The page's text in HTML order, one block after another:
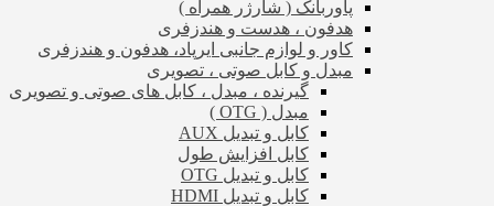
پاوربانک ( شارژر همراه )
هدفون ، هدست و هندزفری
کاور و لوازم جانبی ایرپاد، هدفون و هندزفری
مبدل و کابل صوتی ، تصویری
گیرنده ، مبدل ، کابل های صوتی و تصویری
مبدل ( OTG )
کابل و تبدیل AUX
کابل افزایش طول
کابل و تبدیل OTG
کابل و تبدیل HDMI